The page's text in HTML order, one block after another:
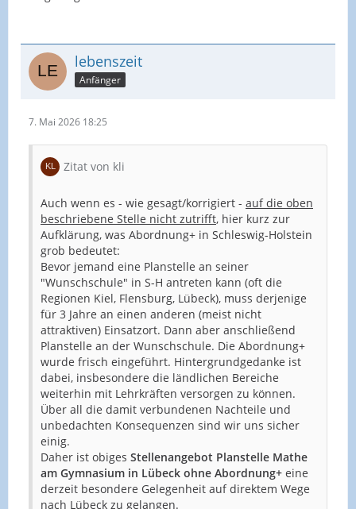
lebenszeit
Anfänger
7. Mai 2026 18:25
Zitat von kli
Auch wenn es - wie gesagt/korrigiert - auf die oben
beschriebene Stelle nicht zutrifft, hier kurz zur
Aufklärung, was Abordnung+ in Schleswig-Holstein
grob bedeutet:
Bevor jemand eine Planstelle an seiner
"Wunschschule" in S-H antreten kann (oft die
Regionen Kiel, Flensburg, Lübeck), muss derjenige
für 3 Jahre an einen anderen (meist nicht
attraktiven) Einsatzort. Dann aber anschließend
Planstelle an der Wunschschule. Die Abordnung+
wurde frisch eingeführt. Hintergrundgedanke ist
dabei, insbesondere die ländlichen Bereiche
weiterhin mit Lehrkräften versorgen zu können.
Über all die damit verbundenen Nachteile und
unbedachten Konsequenzen sind wir uns sicher
einig.
Daher ist obiges Stellenangebot Planstelle Mathe
am Gymnasium in Lübeck ohne Abordnung+ eine
derzeit besondere Gelegenheit auf direktem Wege
nach Lübeck zu gelangen.